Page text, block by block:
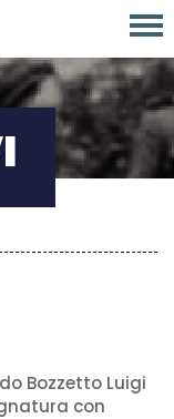
Bozzetto Luigi
con